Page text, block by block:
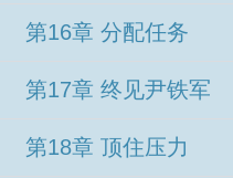
第16章 分配任务
第17章 终见尹铁军
第18章 顶住压力